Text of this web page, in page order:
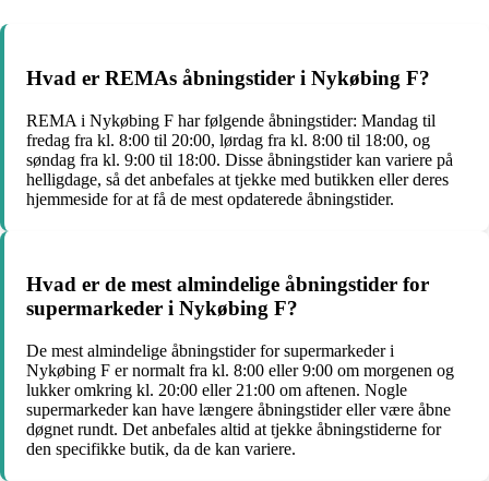
Hvad er REMAs åbningstider i Nykøbing F?
REMA i Nykøbing F har følgende åbningstider: Mandag til
fredag fra kl. 8:00 til 20:00, lørdag fra kl. 8:00 til 18:00, og
søndag fra kl. 9:00 til 18:00. Disse åbningstider kan variere på
helligdage, så det anbefales at tjekke med butikken eller deres
hjemmeside for at få de mest opdaterede åbningstider.
Hvad er de mest almindelige åbningstider for
supermarkeder i Nykøbing F?
De mest almindelige åbningstider for supermarkeder i
Nykøbing F er normalt fra kl. 8:00 eller 9:00 om morgenen og
lukker omkring kl. 20:00 eller 21:00 om aftenen. Nogle
supermarkeder kan have længere åbningstider eller være åbne
døgnet rundt. Det anbefales altid at tjekke åbningstiderne for
den specifikke butik, da de kan variere.